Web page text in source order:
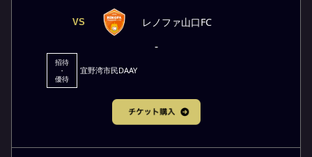
VS レノファ山口FC
-
招待
・
優待
宜野湾市民DAAY